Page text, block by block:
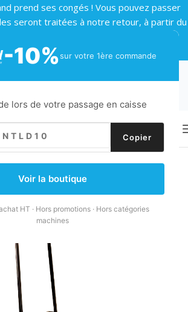
-10%sur votre 1ère commande
lors de votre passage en caisse
Copier
Voir la boutique
HT · Hors promotions · Hors catégories
machines
prend ses congés ! Vous pouvez passer
seront traitées à notre retour, à partir du